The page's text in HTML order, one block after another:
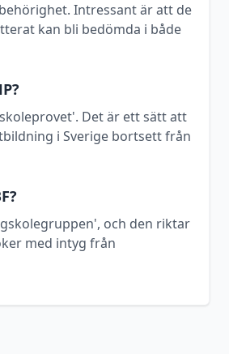
Intressant är att de
kan bli bedömda i både
Det är ett sätt att
i Sverige bortsett från
och den riktar
med intyg från